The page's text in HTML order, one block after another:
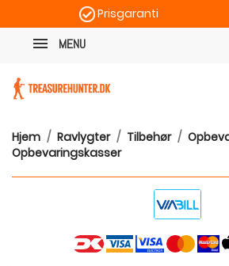
Prisgaranti
MENU
Hjem Ravlygter Tilbehør
Opbevaringskasser